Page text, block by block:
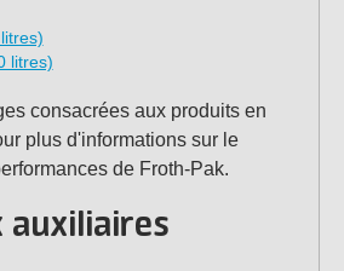
litres)
consacrées aux produits en
plus d'informations sur le
de Froth-Pak.
auxiliaires